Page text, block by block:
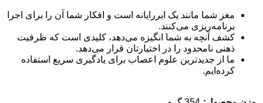
مغز شما مانند یک ابررایانه است و افکار شما آن را برای اجرا
برنامه‌ریزی می‌کنند.
کشف آنچه به شما انگیزه می‌دهد، کلیدی است که ظرفیت
ذهنی نامحدود را در اختیارتان قرار می‌دهد.
ما از جدیدترین علوم اعصاب برای یادگیری سریع استفاده
کرده‌ایم.